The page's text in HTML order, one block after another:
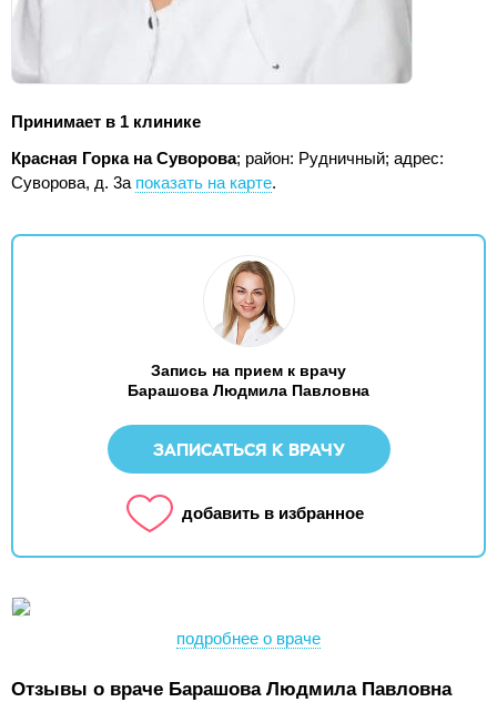
Принимает в 1 клинике
Красная Горка на Суворова; район: Рудничный; адрес:
Суворова, д. 3а показать на карте.
Запись на прием к врачу
Барашова Людмила Павловна
ЗАПИСАТЬСЯ К ВРАЧУ
добавить в избранное
подробнее о враче
Отзывы о враче Барашова Людмила Павловна